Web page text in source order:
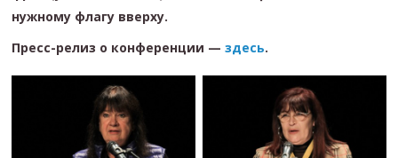
нужному флагу вверху.
Пресс-релиз о конференции —здесь.